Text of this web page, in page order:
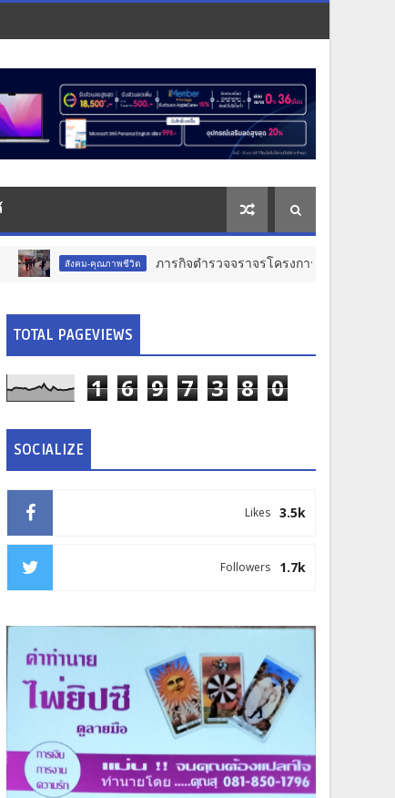
คุณภาพชีวิต ภารกิจตำรวจจราจรโครงการพระราชดำริ นำส่งอวัยวะหัวใ
TOTAL PAGEVIEWS
1 6 9 7 3 8 0
SOCIALIZE
3.5k
Likes
1.7k
Followers